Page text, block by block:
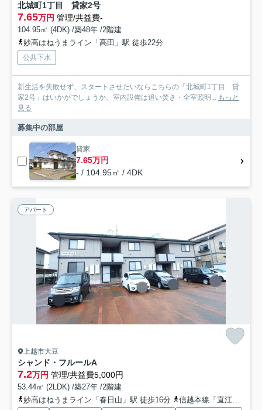
北城町1丁目 貸家2号
7.65万円 管理/共益費-
104.95㎡ (4DK) /築48年 /2階建
妙高はねうまライン「高田」駅 徒歩22分
公共下水
新生活を失敗せず、スタートさせたいならこちらの「北城町1丁目 貸
家2号」はいかがでしょうか。室内設備は追い焚き・全室照明... もっと
見る
募集中の部屋
貸家
7.65万円
- / 104.95㎡ / 4DK
アパート
上越市大豆
シャンド・フルールA
7.2万円 管理/共益費5,000円
53.44㎡ (2LDK) /築27年 /2階建
妙高はねうまライン「春日山」駅 徒歩16分
信越本線「直江津」駅 徒歩39分